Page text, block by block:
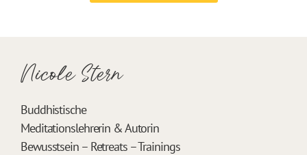
Nicole Stern
Buddhistische
Meditationslehrerin & Autorin
Bewusstsein – Retreats – Trainings